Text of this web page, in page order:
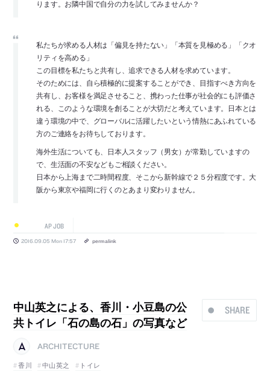
ります。お隣中国で自分の力を試してみませんか？
私たちが求める人材は「偏見を持たない」「本質を見極める」「クオ
リティを高める」
この目標を私たちと共有し、追求できる人材を求めています。
そのためには、自ら積極的に提案することができ、目指すべき方向を
共有し、お客様を満足させること、携わった仕事が社会的にも評価さ
れる、このような環境を創ることが大切だと考えています。日本とは
違う環境の中で、グローバルに活躍したいという情熱にあふれている
方のご連絡をお待ちしております。
海外生活についても、日本人スタッフ（男女）が常勤していますの
で、生活面の不安などもご相談ください。
日本から上海まで二時間程度、そこから新幹線で２５分程度です。大
阪から東京や福岡に行くのとあまり変わりません。
AP JOB
2016.09.05 Mon 17:57 permalink
SHARE
中山英之による、香川・小豆島の公
共トイレ「石の島の石」の写真など
ARCHITECTURE
香川
中山英之 トイレ